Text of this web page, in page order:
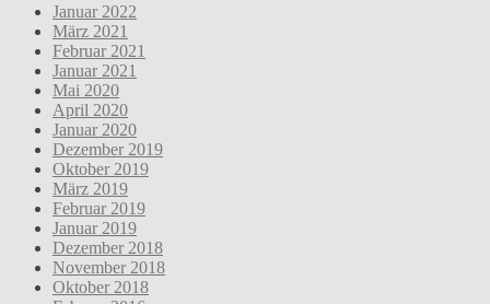
Januar 2022
März 2021
Februar 2021
Januar 2021
Mai 2020
April 2020
Januar 2020
Dezember 2019
Oktober 2019
März 2019
Februar 2019
Januar 2019
Dezember 2018
November 2018
Oktober 2018